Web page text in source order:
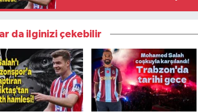
da ilginizi çekebilir